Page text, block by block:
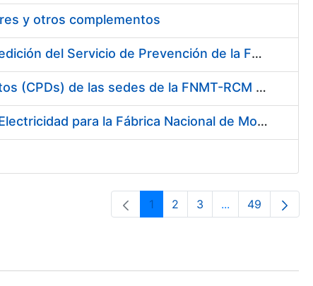
y otros complementos
Servicio de Calibración y Verificación Externa de los Equipos de Medición del Servicio de Prevención de la FNMT-RCM
Conexión mediante Fibra Óptica de los Centros de Proceso de Datos (CPDs) de las sedes de la FNMT-RCM de Burgos y Madrid
Contratación de acuerdo marco para el Suministro de Material de Electricidad para la Fábrica Nacional de Moneda y Timbre-Real Casa de la Moneda en su centro de trabajo de Burgos
Página
1 Página
2 Página
3 ...PáginasPágina
49